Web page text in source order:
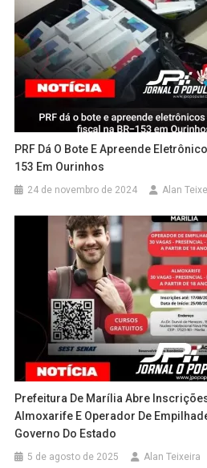
PRF Dá O Bote E Apreende
153 Em Ourinhos
24 de novembro de 2024 Alan
Prefeitura De Marília Abre
Almoxarife E Operador De
Governo Do Estado
5 de agosto de 2025 Alan Teixeira